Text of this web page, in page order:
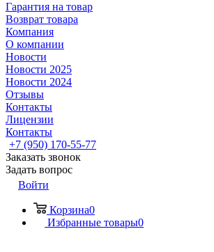
Гарантия на товар
Возврат товара
Компания
О компании
Новости
Новости 2025
Новости 2024
Отзывы
Контакты
Лицензии
Контакты
+7 (950) 170-55-77
Заказать звонок
Задать вопрос
Войти
Корзина0
Избранные товары0